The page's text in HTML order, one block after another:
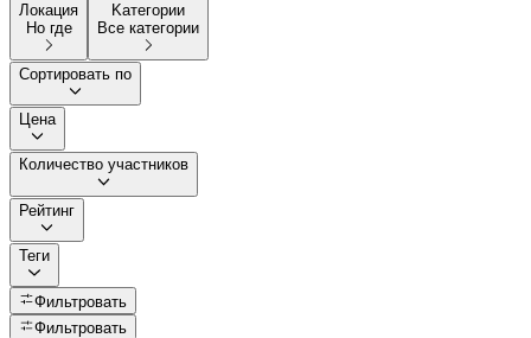
Локация
Но где
Kатегории
Все категории
Сортировать по
Цена
Количество участников
Рейтинг
Теги
Фильтровать
Фильтровать